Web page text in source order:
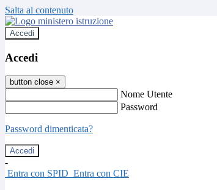
Salta al contenuto
Accedi
Accedi
button close ×
Nome Utente
Password
Password dimenticata?
-
Entra con SPID Entra con CIE